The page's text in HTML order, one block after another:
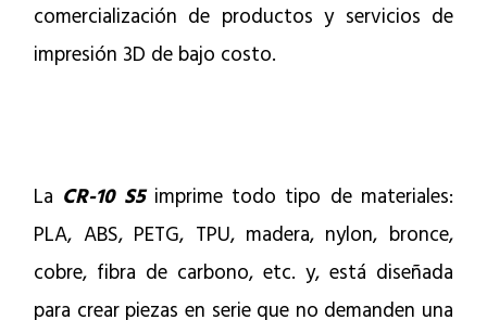
comercialización de productos y servicios de
impresión 3D de bajo costo.
La CR-10 S5imprime todo tipo de materiales:
PLA, ABS, PETG, TPU, madera, nylon, bronce,
cobre, fibra de carbono, etc. y, está diseñada
para crear piezas en serie que no demanden una